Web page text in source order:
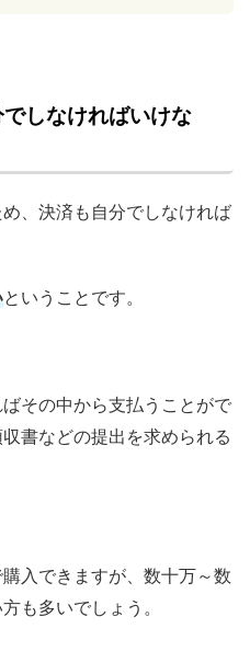
しなければいけな
、決済も自分でしなければ
ということです。
その中から支払うことがで
書などの提出を求められる
入できますが、数十万～数
も多いでしょう。